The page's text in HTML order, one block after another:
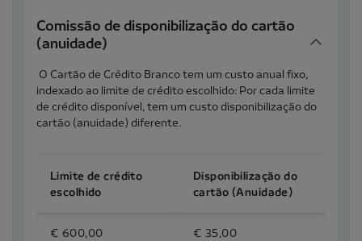
Comissão de disponibilização do cartão
(anuidade)
O Cartão de Crédito Branco tem um custo anual fixo,
indexado ao limite de crédito escolhido: Por cada limite
de crédito disponível, tem um custo disponibilização do
cartão (anuidade) diferente.
Limite de crédito
escolhido
Disponibilização do
cartão (Anuidade)
€ 600,00 € 35,00